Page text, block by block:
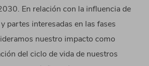
En relación con la influencia de
partes interesadas en las fases
nuestro impacto como
del ciclo de vida de nuestros